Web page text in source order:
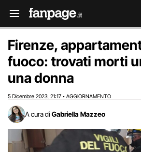
Firenze,
fuoco: trovati morti
una donna
5 Dicembre 2023 21:17 • AGGIORNAMENTO
A cura di Gabriella Mazzeo